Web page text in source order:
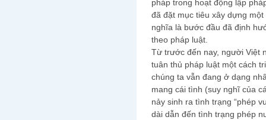
pháp trong hoạt động lập
đã đặt mục tiêu xây dựng
nghĩa là bước đầu đã định
theo pháp luật.
Từ trước đến nay, người Việt
tuân thủ pháp luật một cách
chúng ta vẫn đang ở dạng
mang cái tình (suy nghĩ của
nảy sinh ra tình trạng “phép
dài dẫn đến tình trạng phép